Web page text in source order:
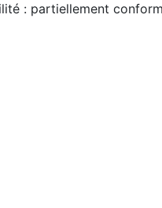
: partiellement